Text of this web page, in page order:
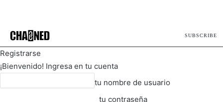
SUBSCRIBE
Registrarse
¡Bienvenido! Ingresa en tu cuenta
tu nombre de usuario
tu contraseña